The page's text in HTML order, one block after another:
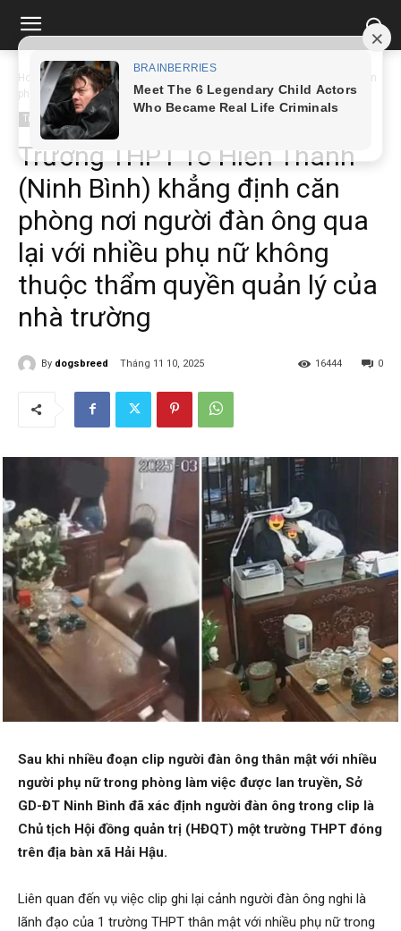
Home Tin tức
Trường THPT Tô Hiến Thành (Ninh Bình) khẳng định căn
phòng nơi...
Tin tức
Trường THPT Tô Hiến Thành
(Ninh Bình) khẳng định căn
phòng nơi người đàn ông qua
lại với nhiều phụ nữ không
thuộc thẩm quyền quản lý của
nhà trường
By dogsbreed Tháng 11 10, 2025 0
16444
Sau khi nhiều đoạn clip người đàn ông thân mật với nhiều
người phụ nữ trong phòng làm việc được lan truyền, Sở
GD-ĐT Ninh Bình đã xác định người đàn ông trong clip là
Chủ tịch Hội đồng quản trị (HĐQT) một trường THPT đóng
trên địa bàn xã Hải Hậu.
Liên quan đến vụ việc clip ghi lại cảnh người đàn ông nghi là
lãnh đạo của 1 trường THPT thân mật với nhiều phụ nữ trong